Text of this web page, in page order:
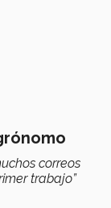
correos
trabajo”